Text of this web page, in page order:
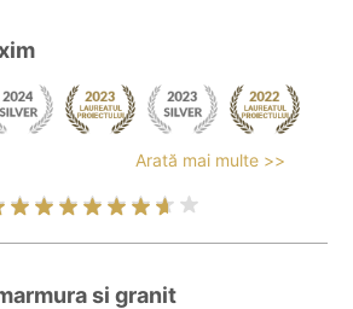
Arată mai multe >>
si granit